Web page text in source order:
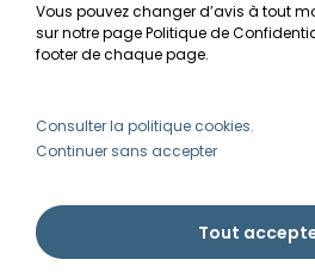
Avantages
Créer un compte
Besoin d'aide ?
Vous pouvez changer d’avis à tout
sur notre page Politique de
footer de chaque page.
Consulter la politique cookies.
Continuer sans accepter
Tout